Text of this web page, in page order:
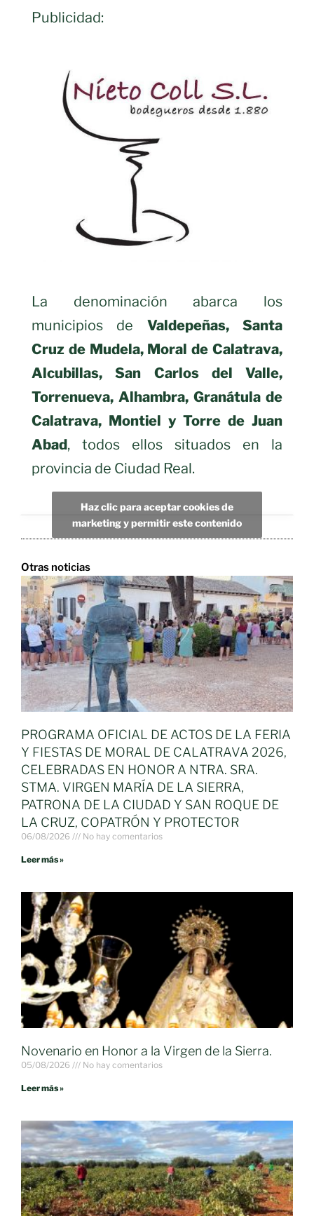
Publicidad:
La denominación abarca los
municipios de Valdepeñas, Santa
Cruz de Mudela, Moral de Calatrava,
Alcubillas, San Carlos del Valle,
Torrenueva, Alhambra, Granátula de
Calatrava, Montiel y Torre de Juan
Abad, todos ellos situados en la
provincia de Ciudad Real.
Haz clic para aceptar cookies de
marketing y permitir este contenido
Otras noticias
PROGRAMA OFICIAL DE ACTOS DE LA FERIA
Y FIESTAS DE MORAL DE CALATRAVA 2026,
CELEBRADAS EN HONOR A NTRA. SRA.
STMA. VIRGEN MARÍA DE LA SIERRA,
PATRONA DE LA CIUDAD Y SAN ROQUE DE
LA CRUZ, COPATRÓN Y PROTECTOR
06/08/2026 No hay comentarios
Leer más »
Novenario en Honor a la Virgen de la Sierra.
05/08/2026 No hay comentarios
Leer más »